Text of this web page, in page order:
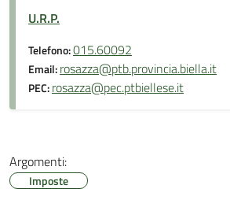
U.R.P.
Telefono:015.60092
Email:rosazza@ptb.provincia.biella.it
PEC:rosazza@pec.ptbiellese.it
Argomenti:
Imposte